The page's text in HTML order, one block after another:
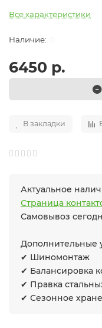
Все характеристики
6450 р.
В закладки
Актуальное
Страница
Самовывоз
Дополнительные
✔ Шиномонтаж
✔ Балансировка
✔ Правка
✔ Сезонное